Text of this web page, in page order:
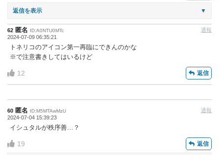
返信を表示 ▼
62 匿名 ID:A0NTU0MTc
2024-07-09 06:35:21
通報
トネリコのアイコン第一再臨にできんのかな
※で注意書きしてはいるけど
12 返信
60 匿名 ID:M5MTAwMzU
2024-07-04 15:39:23
通報
イシュタルが秩序善…？
19 返信